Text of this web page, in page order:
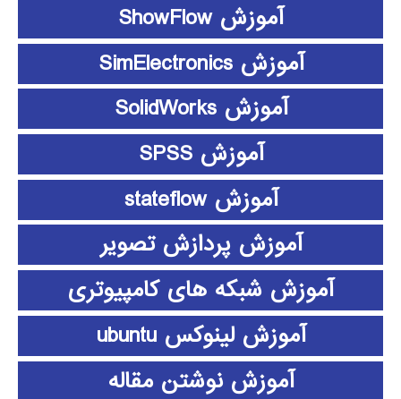
آموزش ShowFlow
آموزش SimElectronics
آموزش SolidWorks
آموزش SPSS
آموزش stateflow
آموزش پردازش تصویر
آموزش شبکه های کامپیوتری
آموزش لینوکس ubuntu
آموزش نوشتن مقاله